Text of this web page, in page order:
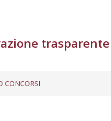
trasparente
CONCORSI